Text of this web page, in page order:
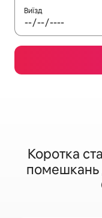
Виїзд
Коротка
помешкань